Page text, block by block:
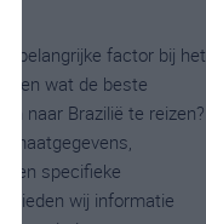
belangrijke factor bij het
wat de beste
naar Brazilië te reizen?
en specifieke
bieden wij informatie